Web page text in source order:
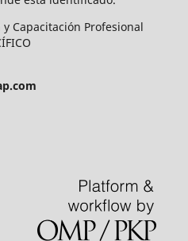
Capacitación Profesional